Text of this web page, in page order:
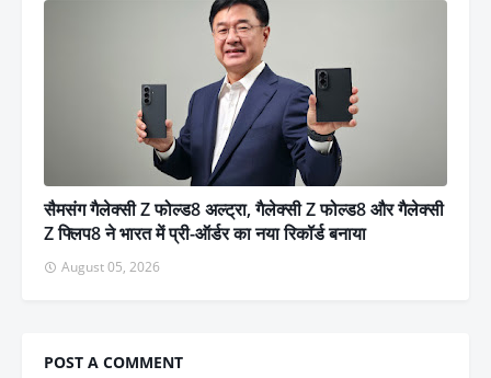
सैमसंग गैलेक्सी Z फोल्ड8 अल्ट्रा, गैलेक्सी Z फोल्ड8 और गैलेक्सी
Z फ्लिप8 ने भारत में प्री-ऑर्डर का नया रिकॉर्ड बनाया
August 05, 2026
POST A COMMENT